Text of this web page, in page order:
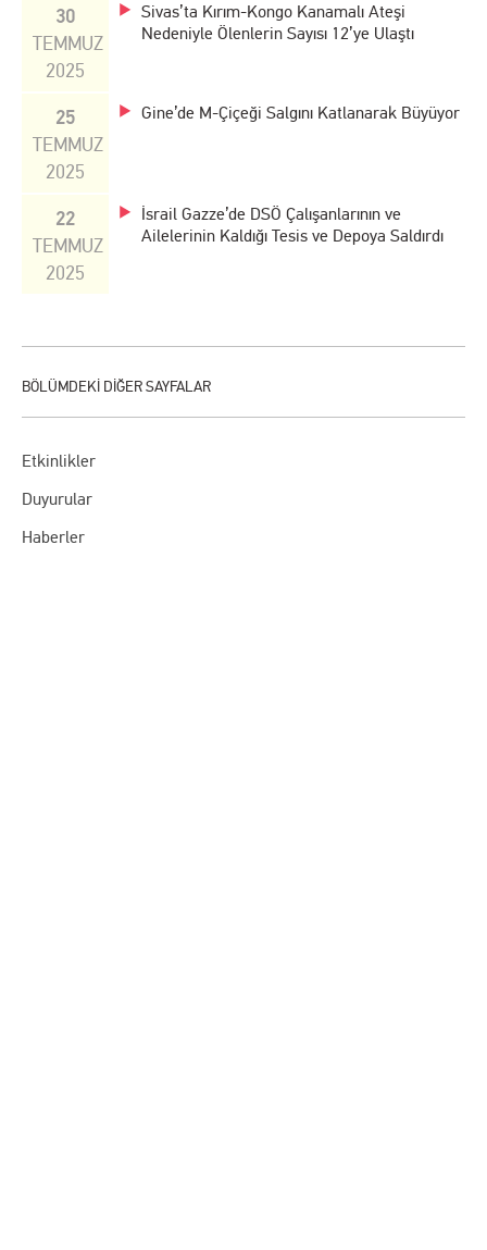
Etkinlikler
Duyurular
Haberler
30
TEMMUZ
2025
Sivas’ta Kırım-Kongo Kanamalı Ateşi
Nedeniyle Ölenlerin Sayısı 12’ye Ulaştı
25
TEMMUZ
2025
Gine’de M-Çiçeği Salgını Katlanarak Büyüyor
22
TEMMUZ
2025
İsrail Gazze’de DSÖ Çalışanlarının ve
Ailelerinin Kaldığı Tesis ve Depoya Saldırdı